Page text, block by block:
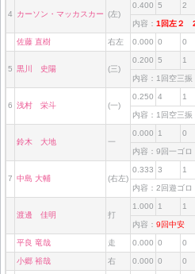
4 カーソン・マッカスカー (左)
0.400 5 2
内容： 1回左２
佐藤 直樹 右左 0.000 0 0
5 黒川 史陽 (三)
0.200 5 1
内容：1回空三
6 浅村 栄斗 (一)
0.250 4 1
内容：1回空三
鈴木 大地 一
0.000 1 0
内容：9回一ゴ
7 中島 大輔 (右左)
0.333 3 1
内容：2回遊ゴ
渡邊 佳明 打
1.000 1 1
内容： 9回中安
平良 竜哉 走 0.000 0 0
小郷 裕哉 右 0.000 0 0